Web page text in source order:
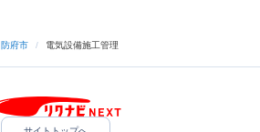
防府市 / 電気設備施工管理